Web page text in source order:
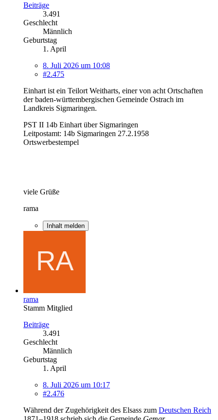
Beiträge
3.491
Geschlecht
Männlich
Geburtstag
1. April
8. Juli 2026 um 10:08
#2.475
Einhart ist ein Teilort Weitharts, einer von acht Ortschaften
der baden-württembergischen Gemeinde Ostrach im
Landkreis Sigmaringen.
PST II 14b Einhart über Sigmaringen
Leitpostamt: 14b Sigmaringen 27.2.1958
Ortswerbestempel
viele Grüße
rama
Inhalt melden
rama
Stamm Mitglied
Beiträge
3.491
Geschlecht
Männlich
Geburtstag
1. April
8. Juli 2026 um 10:17
#2.476
Während der Zugehörigkeit des Elsass zum Deutschen Reich